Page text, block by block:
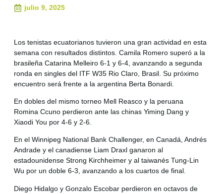
julio 9, 2025
Los tenistas ecuatorianos tuvieron una gran actividad en esta
semana con resultados distintos. Camila Romero superó a la
brasileña Catarina Melleiro 6-1 y 6-4, avanzando a segunda
ronda en singles del ITF W35 Rio Claro, Brasil. Su próximo
encuentro será frente a la argentina Berta Bonardi.
En dobles del mismo torneo Mell Reasco y la peruana
Romina Ccuno perdieron ante las chinas Yiming Dang y
Xiaodi You por 4-6 y 2-6.
En el Winnipeg National Bank Challenger, en Canadá, Andrés
Andrade y el canadiense Liam Draxl ganaron al
estadounidense Strong Kirchheimer y al taiwanés Tung-Lin
Wu por un doble 6-3, avanzando a los cuartos de final.
Diego Hidalgo y Gonzalo Escobar perdieron en octavos de